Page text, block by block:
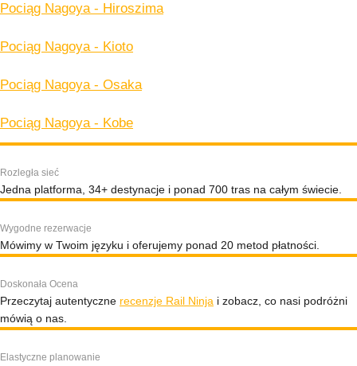
Pociąg Nagoya - Hiroszima
Pociąg Nagoya - Kioto
Pociąg Nagoya - Osaka
Pociąg Nagoya - Kobe
Rozległa sieć
Jedna platforma, 34+ destynacje i ponad 700 tras na całym świecie.
Wygodne rezerwacje
Mówimy w Twoim języku i oferujemy ponad 20 metod płatności.
Doskonała Ocena
Przeczytaj autentyczne recenzje Rail Ninja i zobacz, co nasi podróżni
mówią o nas.
Elastyczne planowanie